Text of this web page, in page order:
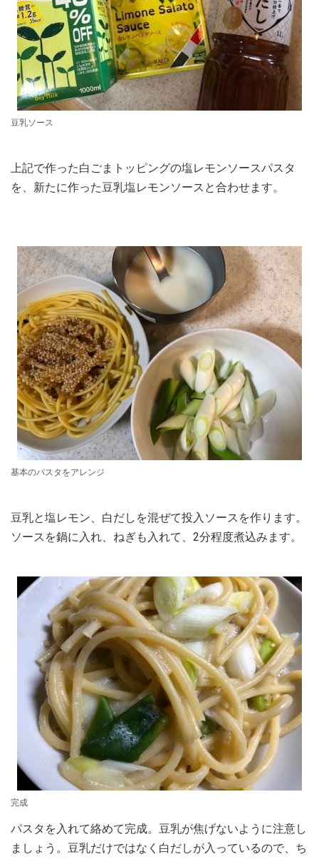
豆乳ソース
上記で作った白ごまトッピングの塩レモンソースパスタ
を、新たに作った豆乳塩レモンソースと合わせます。
基本のパスタをアレンジ
豆乳と塩レモン、白だしを混ぜて投入ソースを作ります。
ソースを鍋に入れ、ねぎも入れて、2分程度煮込みます。
完成
パスタを入れて絡めて完成。豆乳が焦げないように注意し
ましょう。豆乳だけではなく白だしが入っているので、ち